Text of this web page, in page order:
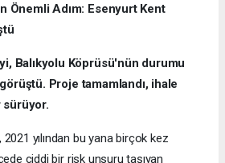
Önemli Adım: Esenyurt Kent
Balıkyolu Köprüsü'nün durumu
Proje tamamlandı, ihale
sürüyor.
yılından bu yana birçok kez
ciddi bir risk unsuru taşıyan